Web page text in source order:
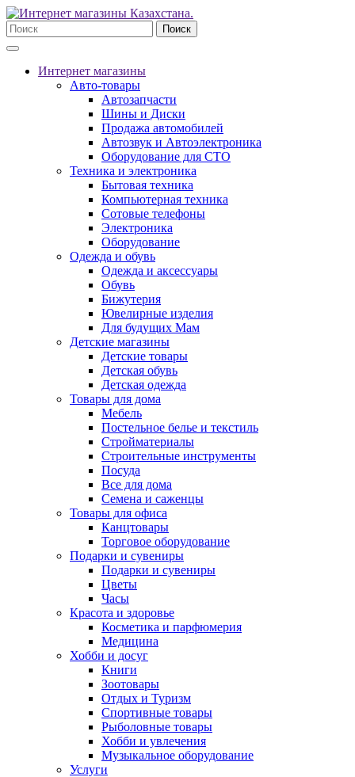
Поиск
Интернет магазины
Авто-товары
Автозапчасти
Шины и Диски
Продажа автомобилей
Автозвук и Автоэлектроника
Оборудование для СТО
Техника и электроника
Бытовая техника
Компьютерная техника
Сотовые телефоны
Электроника
Оборудование
Одежда и обувь
Одежда и аксессуары
Обувь
Бижутерия
Ювелирные изделия
Для будущих Мам
Детские магазины
Детские товары
Детская обувь
Детская одежда
Товары для дома
Мебель
Постельное белье и текстиль
Стройматериалы
Строительные инструменты
Посуда
Все для дома
Семена и саженцы
Товары для офиса
Канцтовары
Торговое оборудование
Подарки и сувениры
Подарки и сувениры
Цветы
Часы
Красота и здоровье
Косметика и парфюмерия
Медицина
Хобби и досуг
Книги
Зоотовары
Отдых и Туризм
Спортивные товары
Рыболовные товары
Хобби и увлечения
Музыкальное оборудование
Услуги